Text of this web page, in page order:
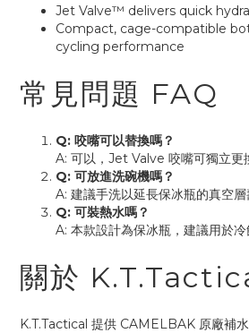
Jet Valve™ delivers quick
Compact, cage-compatible
cycling performance
常見問題 FAQ
Q: 咬嘴可以替換嗎？
A: 可以，Jet Valve 咬嘴可獨立更
Q: 可放進洗碗機嗎？
A: 建議手洗以延長保冰瓶的真空層
Q: 可裝熱水嗎？
A: 本款設計為保冰瓶，建議用於冷
關於
K.T.Tactical 提供 CAMELBAK 原廠補